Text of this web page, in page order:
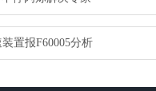
置报F60005分析